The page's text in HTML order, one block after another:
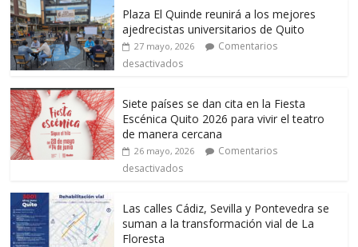
Plaza El Quinde reunirá a los mejores
ajedrecistas universitarios de Quito
27 mayo, 2026
Comentarios
desactivados
Siete países se dan cita en la Fiesta
Escénica Quito 2026 para vivir el teatro
de manera cercana
26 mayo, 2026
Comentarios
desactivados
Las calles Cádiz, Sevilla y Pontevedra se
suman a la transformación vial de La
Floresta